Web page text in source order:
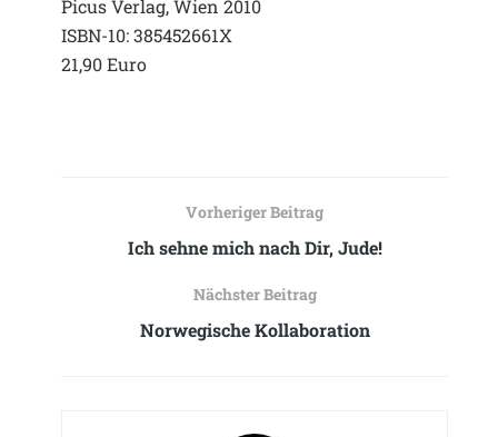
Picus Verlag, Wien 2010
ISBN-10: 385452661X
21,90 Euro
Vorheriger Beitrag
Ich sehne mich nach Dir, Jude!
Nächster Beitrag
Norwegische Kollaboration